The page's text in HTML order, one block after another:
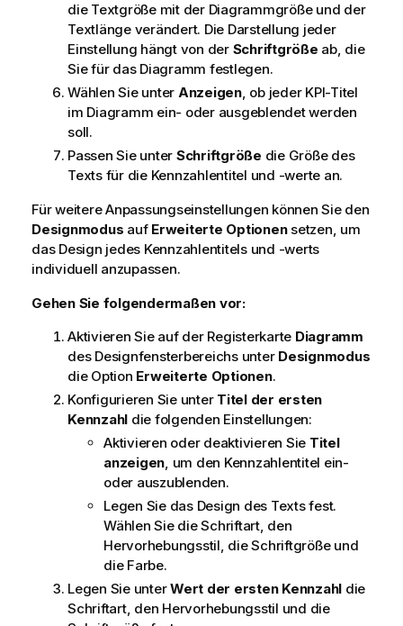
die Textgröße mit der Diagrammgröße und der
Textlänge verändert. Die Darstellung jeder
Einstellung hängt von der Schriftgröße ab, die
Sie für das Diagramm festlegen.
Wählen Sie unter Anzeigen, ob jeder KPI-Titel
im Diagramm ein- oder ausgeblendet werden
soll.
Passen Sie unter Schriftgröße die Größe des
Texts für die Kennzahlentitel und -werte an.
Für weitere Anpassungseinstellungen können Sie den
Designmodus auf Erweiterte Optionensetzen, um
das Design jedes Kennzahlentitels und -werts
individuell anzupassen.
Gehen Sie folgendermaßen vor:
Aktivieren Sie auf der Registerkarte Diagramm
des Designfensterbereichs unter Designmodus
die Option Erweiterte Optionen.
Konfigurieren Sie unter Titel der ersten
Kennzahl die folgenden Einstellungen:
Aktivieren oder deaktivieren Sie Titel
anzeigen, um den Kennzahlentitel ein-
oder auszublenden.
Legen Sie das Design des Texts fest.
Wählen Sie die Schriftart, den
Hervorhebungsstil, die Schriftgröße und
die Farbe.
Legen Sie unterWert der ersten Kennzahl die
Schriftart, den Hervorhebungsstil und die